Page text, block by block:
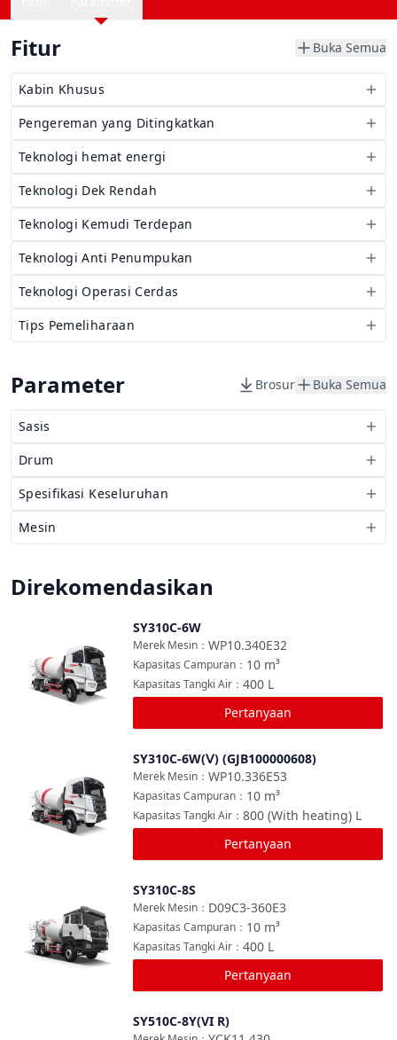
Fitur Buka Semua
Kabin Khusus
Pengereman yang Ditingkatkan
Teknologi hemat energi
Teknologi Dek Rendah
Teknologi Kemudi Terdepan
Teknologi Anti Penumpukan
Teknologi Operasi Cerdas
Tips Pemeliharaan
Parameter Brosur Buka Semua
Sasis
Drum
Spesifikasi Keseluruhan
Mesin
Direkomendasikan
SY310C-6W
WP10.340E32
Merek Mesin ：
10 m³
Kapasitas Campuran ：
400 L
Kapasitas Tangki Air ：
Pertanyaan
SY310C-6W(Ⅴ) (GJB100000608)
WP10.336E53
Merek Mesin ：
10 m³
Kapasitas Campuran ：
800 (With heating) L
Kapasitas Tangki Air ：
Pertanyaan
SY310C-8S
D09C3-360E3
Merek Mesin ：
10 m³
Kapasitas Campuran ：
400 L
Kapasitas Tangki Air ：
Pertanyaan
SY510C-8Y(VI R)